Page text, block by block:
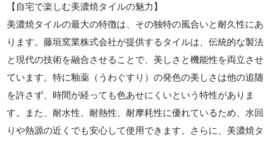
【自宅で楽しむ美濃焼タイルの魅力】
美濃焼タイルの最大の特徴は、その独特の風合いと耐久性にあ
ります。藤垣窯業株式会社が提供するタイルは、伝統的な製法
と現代の技術を融合させることで、美しさと機能性を両立させ
ています。特に釉薬（うわぐすり）の発色の美しさは他の追随
を許さず、時間が経っても色あせにくいという特性がありま
す。また、耐水性、耐熱性、耐摩耗性に優れているため、水回
りや熱源の近くでも安心して使用できます。さらに、美濃焼タ